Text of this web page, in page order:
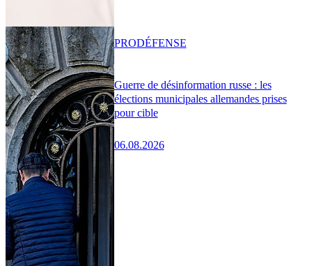
Guerre de désinformation russe : les
élections municipales allemandes prises
pour cible
06.08.2026
PRODÉFENSE